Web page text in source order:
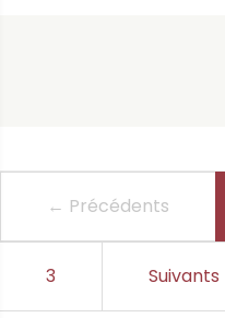
← Précédents
3 Suivants